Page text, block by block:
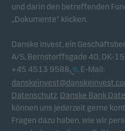
und darin den betreffenden
„Dokumente“ klicken.
Danske Invest, ein
A/S, Bernstorffsgade 40, DK-
+45 4513 9588
. E-Mail:
Datenschutz. Danske Bank
können uns jederzeit gerne
Fragen dazu haben, wie wir